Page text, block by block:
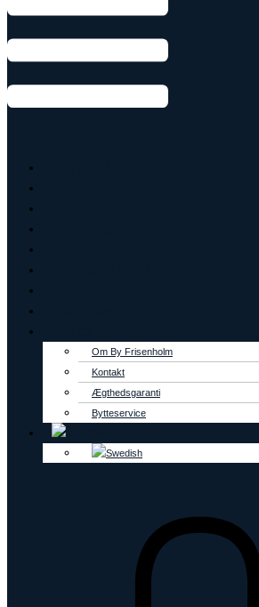
Om By Frisenholm
Kontakt
Ægthedsgaranti
Bytteservice